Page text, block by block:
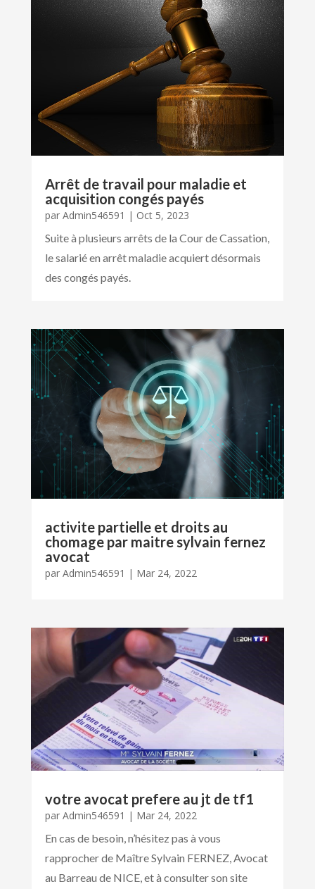
Arrêt de travail pour maladie et
acquisition congés payés
par Admin546591 | Oct 5, 2023
Suite à plusieurs arrêts de la Cour de Cassation,
le salarié en arrêt maladie acquiert désormais
des congés payés.
activite partielle et droits au
chomage par maitre sylvain fernez
avocat
par Admin546591 | Mar 24, 2022
votre avocat prefere au jt de tf1
par Admin546591 | Mar 24, 2022
En cas de besoin, n’hésitez pas à vous
rapprocher de Maître Sylvain FERNEZ, Avocat
au Barreau de NICE, et à consulter son site